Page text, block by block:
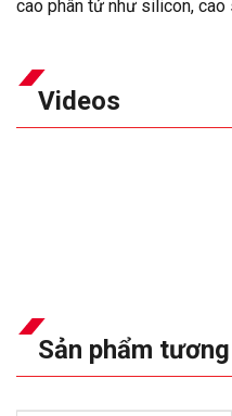
cao phân tử như silicon, cao
Videos
Sản phẩm